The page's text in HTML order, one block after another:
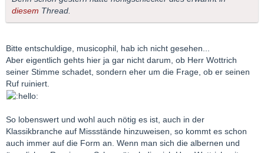
diesem Thread.
Bitte entschuldige, musicophil, hab ich nicht gesehen...
Aber eigentlich gehts hier ja gar nicht darum, ob Herr Wottrich
seiner Stimme schadet, sondern eher um die Frage, ob er seinen
Ruf ruiniert.
So lobenswert und wohl auch nötig es ist, auch in der
Klassikbranche auf Missstände hinzuweisen, so kommt es schon
auch immer auf die Form an. Wenn man sich die albernen und